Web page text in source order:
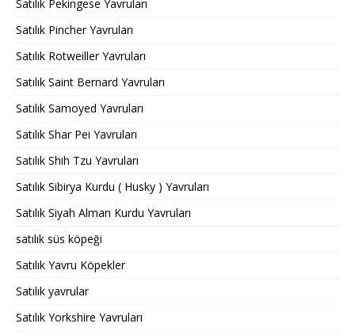
Satılık Pekingese Yavruları
Satılık Pincher Yavruları
Satılık Rotweiller Yavruları
Satılık Saint Bernard Yavruları
Satılık Samoyed Yavruları
Satılık Shar Pei Yavruları
Satılık Shih Tzu Yavruları
Satılık Sibirya Kurdu ( Husky ) Yavruları
Satılık Siyah Alman Kurdu Yavruları
satılık süs köpeği
Satılık Yavru Köpekler
Satılık yavrular
Satılık Yorkshire Yavruları